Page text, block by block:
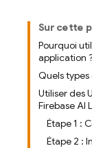
Sur cette
Pourquoi
application
Quels types
Utiliser des
Firebase AI
Étape 1 :
Étape 2 :